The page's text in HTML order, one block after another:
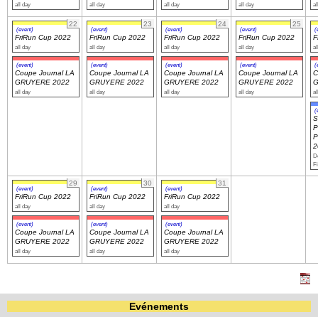
Créer un nouveau compte
Demander un nouveau mot de passe
all day all day all day all day
22
(event)
FriRun Cup 2022
all day
(event)
Coupe Journal LA
GRUYERE 2022
all day
23
(event)
FriRun Cup 2022
all day
(event)
Coupe Journal LA
GRUYERE 2022
all day
24
(event)
FriRun Cup 2022
all day
(event)
Coupe Journal LA
GRUYERE 2022
all day
25
(event)
FriRun Cup 2022
all day
(event)
Coupe Journal LA
GRUYERE 2022
all day
29
(event)
FriRun Cup 2022
all day
(event)
Coupe Journal LA
GRUYERE 2022
all day
30
(event)
FriRun Cup 2022
all day
(event)
Coupe Journal LA
GRUYERE 2022
all day
31
(event)
FriRun Cup 2022
all day
(event)
Coupe Journal LA
GRUYERE 2022
all day
Evénements